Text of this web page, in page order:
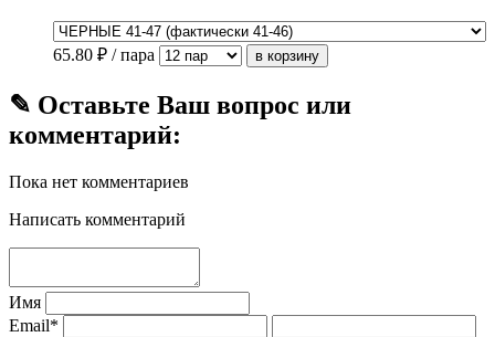
65.80 ₽ / пара
✎ Оставьте Ваш вопрос или
комментарий:
Пока нет комментариев
Написать комментарий
Имя
Email*